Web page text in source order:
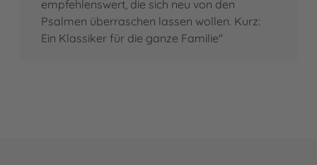
empfehlenswert, die sich neu von den
Psalmen überraschen lassen wollen. Kurz:
Ein Klassiker für die ganze Familie"